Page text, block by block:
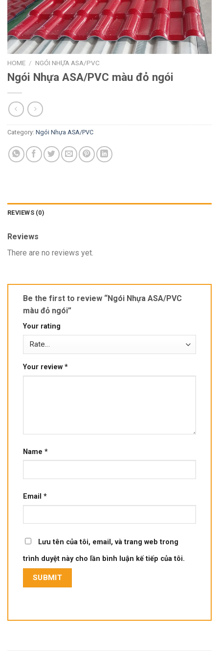
HOME / NGÓI NHỰA ASA/PVC
Ngói Nhựa ASA/PVC màu đỏ ngói
Category: Ngói Nhựa ASA/PVC
REVIEWS (0)
Reviews
There are no reviews yet.
Be the first to review “Ngói Nhựa ASA/PVC
màu đỏ ngói”
Your rating
Your review *
Name *
Email *
Lưu tên của tôi, email, và trang web trong
trình duyệt này cho lần bình luận kế tiếp của tôi.